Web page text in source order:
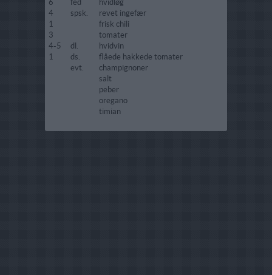
6
fed
hvidløg
4
spsk.
revet ingefær
1
frisk chili
3
tomater
4-5
dl.
hvidvin
1
ds.
flåede hakkede tomater
evt.
champignoner
salt
peber
oregano
timian